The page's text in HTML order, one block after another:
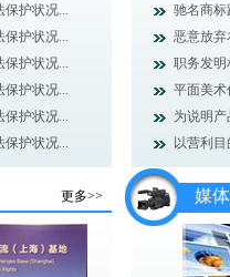
保护状况...
保护状况...
保护状况...
保护状况...
保护状况...
保护状况...
驰名商标
恶意放弃
职务发明
平面美术
为说明
以营利
更多>> 媒